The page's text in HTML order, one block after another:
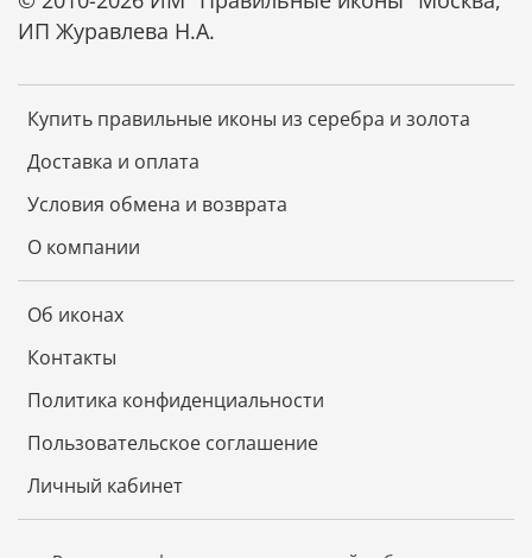
Купить правильные иконы из серебра и золота
Доставка и оплата
Условия обмена и возврата
О компании
Об иконах
Контакты
Политика конфиденциальности
Пользовательское соглашение
Личный кабинет
ИП Журавлева Н.А.